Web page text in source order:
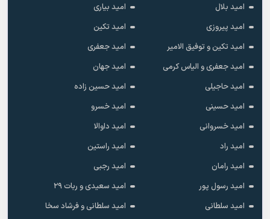
امید بلال
امید بیاری
امید پیروزی
امید تکین
امید تکین و توفیق الامیر
امید جعفری
امید جعفری و الیاس کرمی
امید جهان
امید حاجیلی
امید حسین زاده
امید حسینی
امید خسرو
امید خسروانی
امید داوالا
امید راد
امید راستین
امید رامان
امید رجبی
امید رسول پور
امید سعیدی و ربات ۲۹
امید سلطانی
امید سلطانی و فرشاد سخا